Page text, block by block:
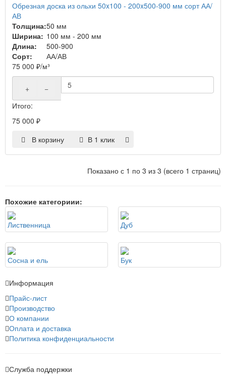
Обрезная доска из ольхи 50x100 - 200x500-900 мм сорт АА/
АВ
Толщина:50 мм
Ширина: 100 мм - 200 мм
Длина:
500-900
Сорт:
АА/АВ
75 000 ₽/м³
+
−
Итого:
75 000 ₽
В корзину
В 1 клик
Показано с 1 по 3 из 3 (всего 1 страниц)
Похожие категориии:
Лиственница Дуб
Сосна и ель Бук
Информация
Прайс-лист
Производство
О компании
Оплата и доставка
Политика конфиденциальности
Служба поддержки